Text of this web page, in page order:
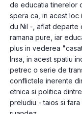
de educatia tinerelor
spera ca, in acest loc
du Nil -, aflat departe
ramana pure, iar
plus in vederea
Insa, in acest spatiu
petrec o serie de
conflictele inerente
etnica si politica
preludiu - taios si